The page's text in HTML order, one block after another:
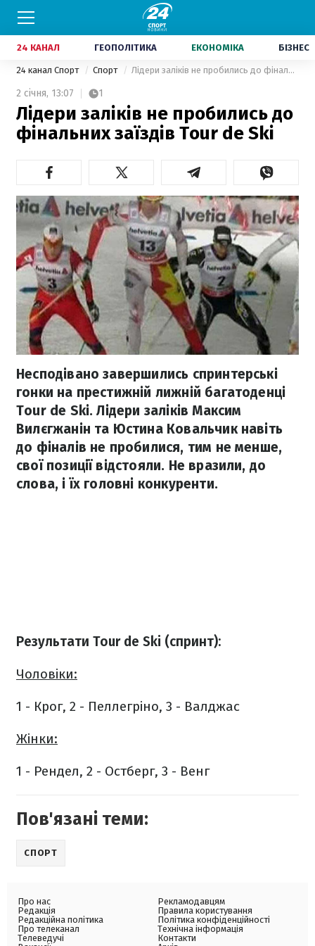
24 КАНАЛ ГЕОПОЛІТИКА ЕКОНОМІКА БІЗНЕС
24 канал Спорт Спорт Лідери заліків не пробились до фінальних заїздів Tour de Ski
2 січня, 13:07 1
Лідери заліків не пробились до
фінальних заїздів Tour de Ski
Несподівано завершились спринтерські
гонки на престижній лижній багатоденці
Tour de Ski. Лідери заліків Максим
Вилєгжанін та Юстина Ковальчик навіть
до фіналів не пробилися, тим не менше,
свої позиції відстояли. Не вразили, до
слова, і їх головні конкуренти.
Результати Tour de Ski (спринт):
Чоловіки:
1 - Крог, 2 - Пеллегріно, 3 - Валджас
Жінки:
1 - Рендел, 2 - Остберг, 3 - Венг
Пов'язані теми:
СПОРТ
Про нас
Редакція
Редакційна політика
Про телеканал
Телеведучі
Рекламодавцям
Правила користування
Політика конфіденційності
Технічна інформація
Контакти